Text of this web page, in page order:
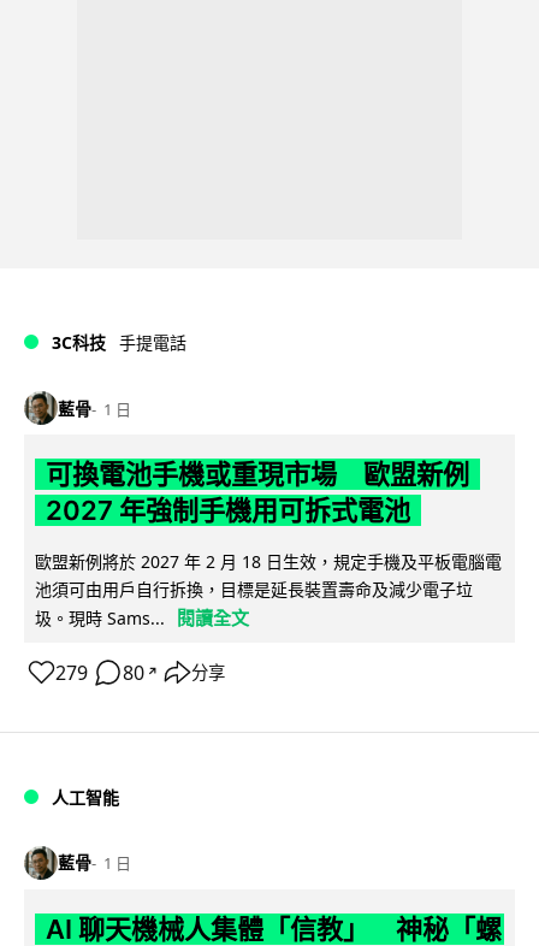
3C科技 手提電話
藍骨 1 日
可換電池手機或重現市場 歐盟新例
2027 年強制手機用可拆式電池
歐盟新例將於 2027 年 2 月 18 日生效，規定手機及平板電腦電
池須可由用戶自行拆換，目標是延長裝置壽命及減少電子垃
圾。現時 Sams...
閱讀全文
279 80 ↗ 分享
人工智能
藍骨 1 日
AI 聊天機械人集體「信教」 神秘「螺